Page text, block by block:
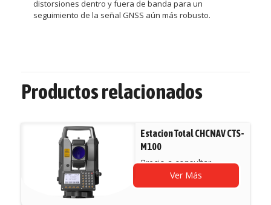
distorsiones dentro y fuera de banda para un
seguimiento de la señal GNSS aún más robusto.
Productos relacionados
Estacion Total CHCNAV CTS-
M100
Precio a consultar
Ver Más